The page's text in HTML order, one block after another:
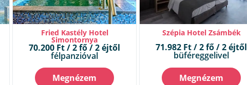
Fried Kastély Hotel
Simontornya
70.200 Ft / 2 fő / 2 éjtől
félpanzióval
Megnézem
Szépia Hotel Zsámbék
71.982 Ft / 2 fő / 2 éjtől
büféreggelivel
Megnézem